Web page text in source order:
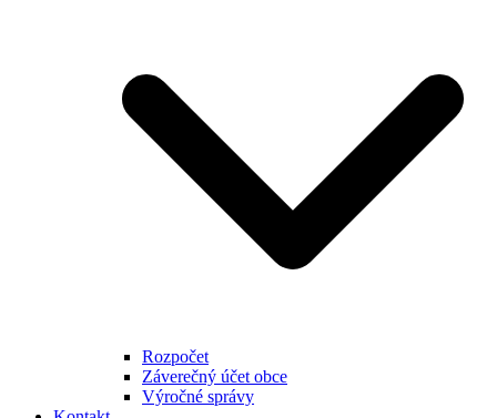
Rozpočet
Záverečný účet obce
Výročné správy